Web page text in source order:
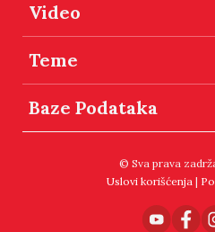
Video
Teme
Baze Podataka
© Sva prava
Uslovi korišćenja |